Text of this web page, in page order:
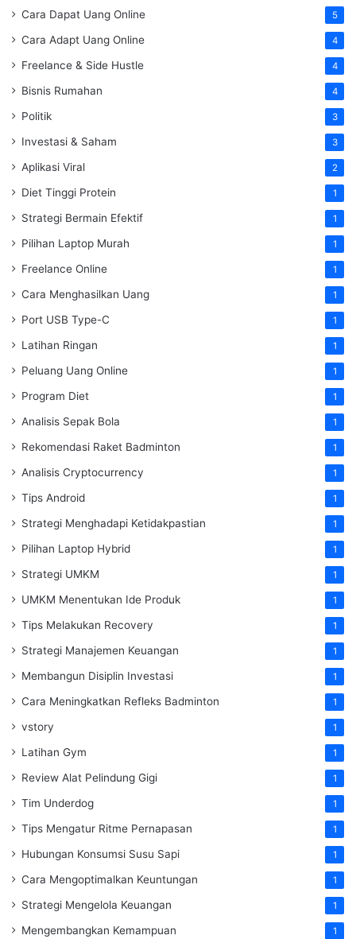
Cara Dapat Uang Online 5
Cara Adapt Uang Online 4
Freelance & Side Hustle 4
Bisnis Rumahan 4
Politik 3
Investasi & Saham 3
Aplikasi Viral 2
Diet Tinggi Protein 1
Strategi Bermain Efektif 1
Pilihan Laptop Murah 1
Freelance Online 1
Cara Menghasilkan Uang 1
Port USB Type-C 1
Latihan Ringan 1
Peluang Uang Online 1
Program Diet 1
Analisis Sepak Bola 1
Rekomendasi Raket Badminton 1
Analisis Cryptocurrency 1
Tips Android 1
Strategi Menghadapi Ketidakpastian 1
Pilihan Laptop Hybrid 1
Strategi UMKM 1
UMKM Menentukan Ide Produk 1
Tips Melakukan Recovery 1
Strategi Manajemen Keuangan 1
Membangun Disiplin Investasi 1
Cara Meningkatkan Refleks Badminton 1
vstory 1
Latihan Gym 1
Review Alat Pelindung Gigi 1
Tim Underdog 1
Tips Mengatur Ritme Pernapasan 1
Hubungan Konsumsi Susu Sapi 1
Cara Mengoptimalkan Keuntungan 1
Strategi Mengelola Keuangan 1
Mengembangkan Kemampuan 1